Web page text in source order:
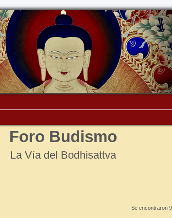
Foro Budismo
La Vía del Bodhisattva
Se encontraron